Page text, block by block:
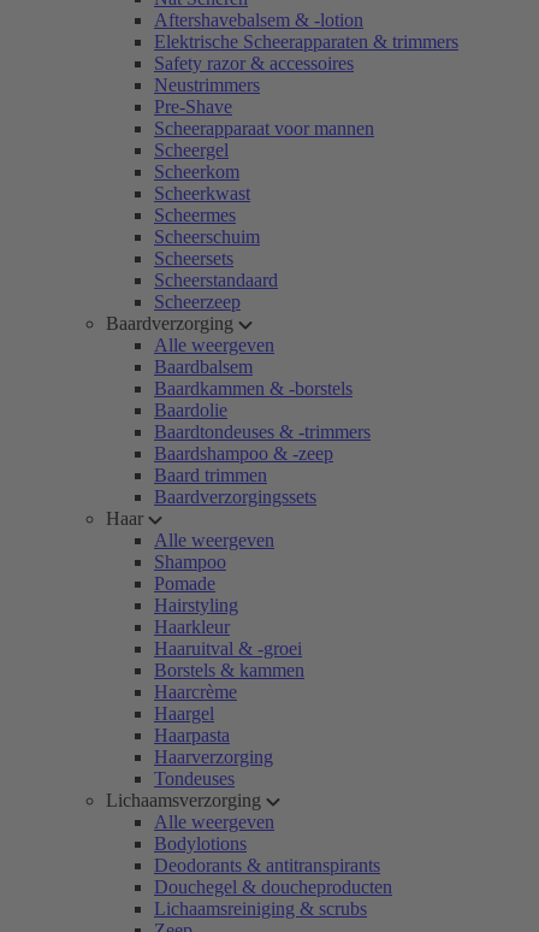
Aftershavebalsem & -lotion
Elektrische Scheerapparaten & trimmers
Safety razor & accessoires
Neustrimmers
Pre-Shave
Scheerapparaat voor mannen
Scheergel
Scheerkom
Scheerkwast
Scheermes
Scheerschuim
Scheersets
Scheerstandaard
Scheerzeep
Baardverzorging
Alle weergeven
Baardbalsem
Baardkammen & -borstels
Baardolie
Baardtondeuses & -trimmers
Baardshampoo & -zeep
Baard trimmen
Baardverzorgingssets
Haar
Alle weergeven
Shampoo
Pomade
Hairstyling
Haarkleur
Haaruitval & -groei
Borstels & kammen
Haarcrème
Haargel
Haarpasta
Haarverzorging
Tondeuses
Lichaamsverzorging
Alle weergeven
Bodylotions
Deodorants & antitranspirants
Douchegel & doucheproducten
Lichaamsreiniging & scrubs